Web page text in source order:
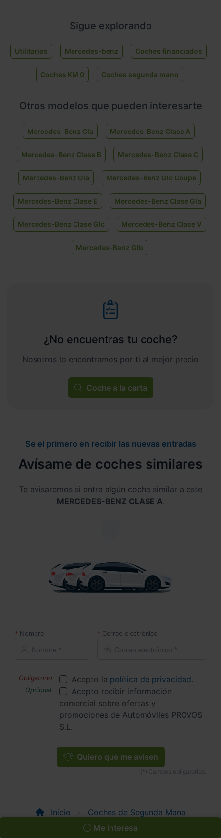
Sigue explorando
Utilitarios Mercedes-benz Coches financiados
Coches KM 0 Coches segunda mano
Otros modelos que pueden interesarte
Mercedes-Benz Cla Mercedes-Benz Clase A
Mercedes-Benz Clase B Mercedes-Benz Clase C
Mercedes-Benz Gla Mercedes-Benz Glc Coupe
Mercedes-Benz Clase E Mercedes-Benz Clase Gla
Mercedes-Benz Clase Glc Mercedes-Benz Clase V
Mercedes-Benz Glb
¿No encuentras tu coche?
Nosotros lo encontramos por ti al mejor precio
Coche a la carta
Se el primero en recibir las nuevas entradas
Avísame de coches similares
Te avisaremos si entra algún coche similar a este
MERCEDES-BENZ CLASE A.
Nombre Correo electrónico
Acepto la política de privacidad.
Acepto recibir información
comercial sobre ofertas y
promociones de Automóviles PROVOS
S.L.
Quiero que me avisen
Me interesa
Inicio
Coches de Segunda Mano
MERCEDES-BENZ